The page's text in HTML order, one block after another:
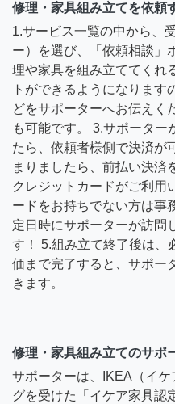
修理・家具組み立てを依頼
1.サービス一覧の中から、
ー）を選び、「依頼相談」
理や家具を組み立ててくれ
トができるようになります
どをサポーターへお伝えく
も可能です。 3.サポーター
たら、依頼者様側で決済が
まりましたら、前払い決済
クレジットカードがご利用
ードをお持ちでない方は事
定日時にサポーターが訪問
す！ 5.組み立て終了後は、
価まで完了すると、サポー
きます。
修理・家具組み立てのサポ
サポーターは、IKEA（イ
グを受けた「イケア家具認